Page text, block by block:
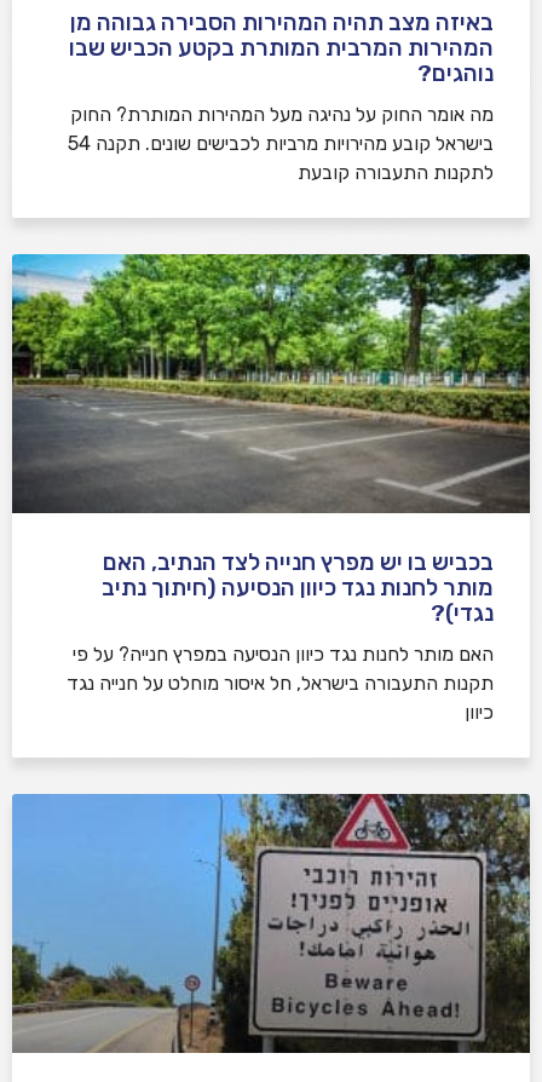
באיזה מצב תהיה המהירות הסבירה גבוהה מן
המהירות המרבית המותרת בקטע הכביש שבו
נוהגים?
​מה אומר החוק על נהיגה מעל המהירות המותרת? החוק
בישראל קובע מהירויות מרביות לכבישים שונים. תקנה 54
לתקנות התעבורה קובעת
בכביש בו יש מפרץ חנייה לצד הנתיב, האם
מותר לחנות נגד כיוון הנסיעה (חיתוך נתיב
נגדי)?
האם מותר לחנות נגד כיוון הנסיעה במפרץ חנייה? על פי
תקנות התעבורה בישראל, חל איסור מוחלט על חנייה נגד
כיוון